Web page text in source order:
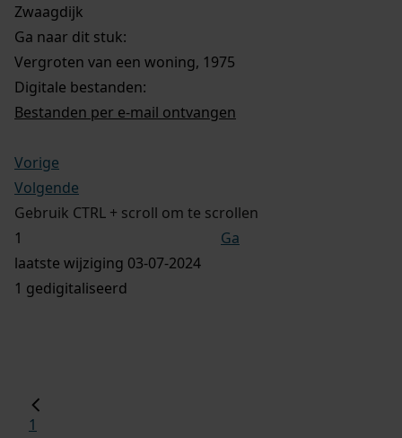
Zwaagdijk
Ga naar dit stuk:
Vergroten van een woning, 1975
Digitale bestanden:
Bestanden per e-mail ontvangen
Vorige
Volgende
Gebruik CTRL + scroll om te scrollen
Ga
laatste wijziging 03-07-2024
1 gedigitaliseerd
1